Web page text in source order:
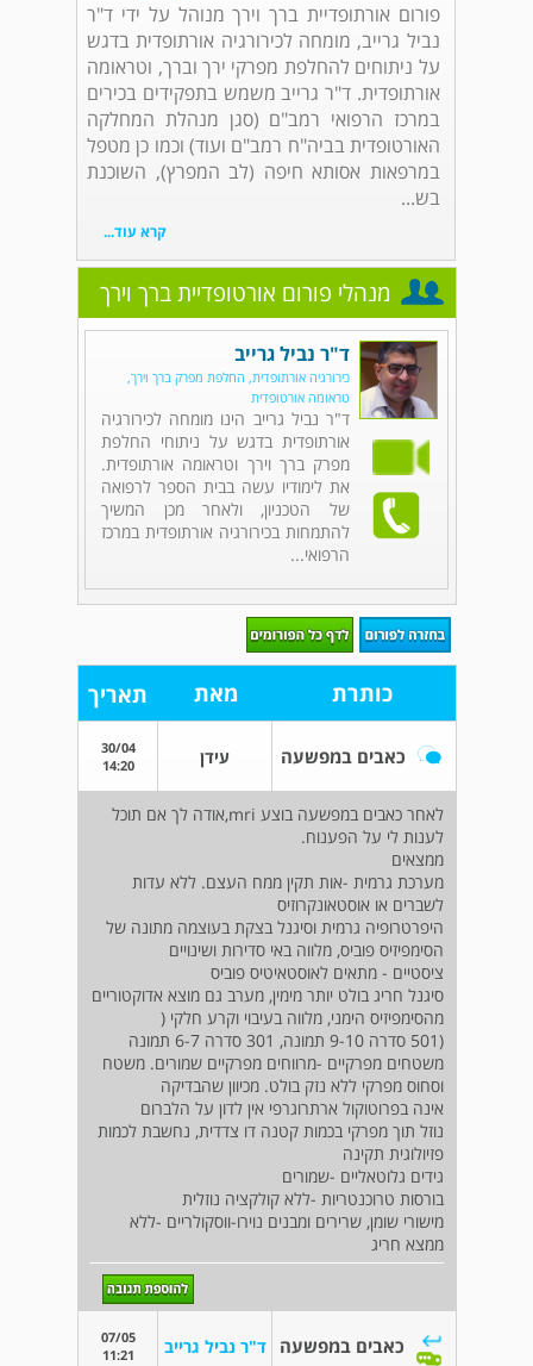
פורום אורתופדיית ברך וירך מנוהל על ידי ד"ר
נביל גרייב, מומחה לכירורגיה אורתופדית בדגש
על ניתוחים להחלפת מפרקי ירך וברך, וטראומה
אורתופדית. ד"ר גרייב משמש בתפקידים בכירים
במרכז הרפואי רמב"ם (סגן מנהלת המחלקה
האורטופדית בביה"ח רמב"ם ועוד) וכמו כן מטפל
במרפאות אסותא חיפה (לב המפרץ), השוכנת
בש...
קרא עוד...
מנהלי פורום אורטופדיית ברך וירך
ד"ר נביל גרייב
כירורגיה אורתופדית, החלפת מפרק ברך וירך,
טראומה אורטופדית
ד"ר נביל גרייב הינו מומחה לכירורגיה
אורתופדית בדגש על ניתוחי החלפת
מפרק ברך וירך וטראומה אורתופדית.
את לימודיו עשה בבית הספר לרפואה
של הטכניון, ולאחר מכן המשיך
להתמחות בכירורגיה אורתופדית במרכז
הרפואי...
כותרת מאת תאריך
כאבים במפשעה עידן
30/04
14:20
לאחר כאבים במפשעה בוצע mri,אודה לך אם תוכל
לענות לי על הפענוח.
ממצאים
מערכת גרמית -אות תקין ממח העצם. ללא עדות
לשברים או אוסטאונקרוזיס
היפרטרופיה גרמית וסיגנל בצקת בעוצמה מתונה של
הסימפיזיס פוביס, מלווה באי סדירות ושינויים
ציסטיים - מתאים לאוסטאיטיס פוביס
סיגנל חריג בולט יותר מימין, מערב גם מוצא אדוקטוריים
מהסימפיזיס הימני, מלווה בעיבוי וקרע חלקי (
(501 סדרה 9-10 תמונה, 301 סדרה 6-7 תמונה
משטחים מפרקיים -מרווחים מפרקיים שמורים. משטח
וסחוס מפרקי ללא נזק בולט. מכיוון שהבדיקה
אינה בפרוטוקול ארתרוגרפי אין לדון על הלברום
נוזל תוך מפרקי בכמות קטנה דו צדדית, נחשבת לכמות
פזיולוגית תקינה
גידים גלוטאליים -שמורים
בורסות טרוכנטריות -ללא קולקציה נוזלית
מישורי שומן, שרירים ומבנים נוירו-ווסקולריים -ללא
ממצא חריג
כאבים במפשעה ד"ר נביל גרייב
07/05
11:21